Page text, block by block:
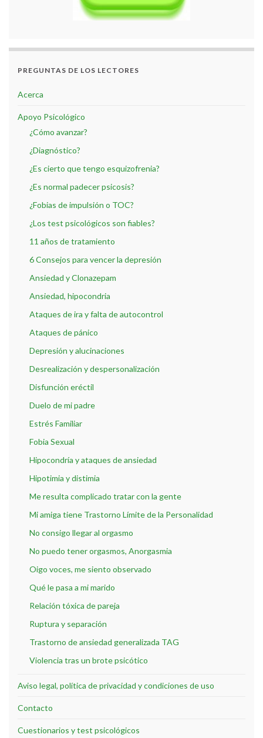
PREGUNTAS DE LOS LECTORES
Acerca
Apoyo Psicológico
¿Cómo avanzar?
¿Diagnóstico?
¿Es cierto que tengo esquizofrenia?
¿Es normal padecer psicosis?
¿Fobias de impulsión o TOC?
¿Los test psicológicos son fiables?
11 años de tratamiento
6 Consejos para vencer la depresión
Ansiedad y Clonazepam
Ansiedad, hipocondria
Ataques de ira y falta de autocontrol
Ataques de pánico
Depresión y alucinaciones
Desrealización y despersonalización
Disfunción eréctil
Duelo de mi padre
Estrés Familiar
Fobia Sexual
Hipocondría y ataques de ansiedad
Hipotimia y distimia
Me resulta complicado tratar con la gente
Mi amiga tiene Trastorno Límite de la Personalidad
No consigo llegar al orgasmo
No puedo tener orgasmos, Anorgasmia
Oigo voces, me siento observado
Qué le pasa a mi marido
Relación tóxica de pareja
Ruptura y separación
Trastorno de ansiedad generalizada TAG
Violencia tras un brote psicótico
Aviso legal, política de privacidad y condiciones de uso
Contacto
Cuestionarios y test psicológicos